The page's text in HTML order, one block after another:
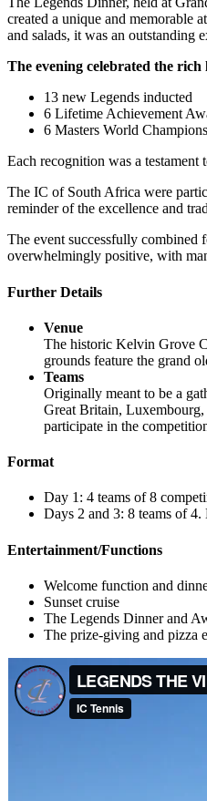
created a unique and memorable
and salads, it was an outstanding
The evening celebrated the
13 new Legends inducted
6 Lifetime Achievement
6 Masters World
Each recognition was a
The IC of South Africa were
reminder of the excellence and
The event successfully combined
overwhelmingly positive, with
Further Details
Venue
The historic Kelvin Grove
grounds feature the grand
Teams
Originally meant to be a
Great Britain, Luxembourg,
participate in the
Format
Day 1: 4 teams of 8
Days 2 and 3: 8 teams of
Entertainment/Functions
Welcome function and
Sunset cruise
The Legends Dinner and
The prize-giving and pizza